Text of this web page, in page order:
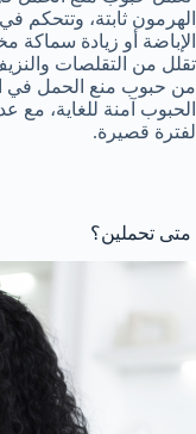
الهرمون ثابتة، وتتحكم
الإباضة أو زيادة
تقلل من التقلصات
من حبوب منع الحمل في
الحبوب آمنة للغاية، مع
لفترة قصيرة.
متى تحملين؟